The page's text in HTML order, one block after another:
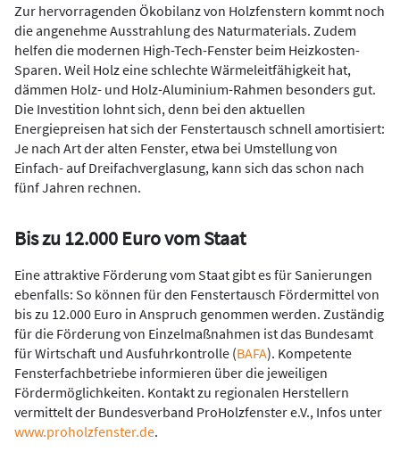
Zur hervorragenden Ökobilanz von Holzfenstern kommt noch
die angenehme Ausstrahlung des Naturmaterials. Zudem
helfen die modernen High-Tech-Fenster beim Heizkosten-
Sparen. Weil Holz eine schlechte Wärmeleitfähigkeit hat,
dämmen Holz- und Holz-Aluminium-Rahmen besonders gut.
Die Investition lohnt sich, denn bei den aktuellen
Energiepreisen hat sich der Fenstertausch schnell amortisiert:
Je nach Art der alten Fenster, etwa bei Umstellung von
Einfach- auf Dreifachverglasung, kann sich das schon nach
fünf Jahren rechnen.
Bis zu 12.000 Euro vom Staat
Eine attraktive Förderung vom Staat gibt es für Sanierungen
ebenfalls: So können für den Fenstertausch Fördermittel von
bis zu 12.000 Euro in Anspruch genommen werden. Zuständig
für die Förderung von Einzelmaßnahmen ist das Bundesamt
für Wirtschaft und Ausfuhrkontrolle (BAFA). Kompetente
Fensterfachbetriebe informieren über die jeweiligen
Fördermöglichkeiten. Kontakt zu regionalen Herstellern
vermittelt der Bundesverband ProHolzfenster e.V., Infos unter
www.proholzfenster.de.